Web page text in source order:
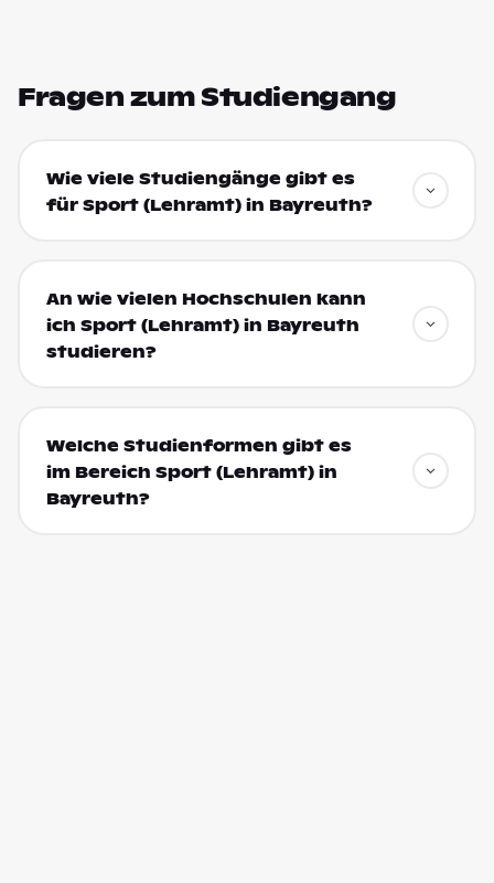
Fragen zum Studiengang
Wie viele Studiengänge gibt es
für Sport (Lehramt) in Bayreuth?
An wie vielen Hochschulen kann
ich Sport (Lehramt) in Bayreuth
studieren?
Welche Studienformen gibt es
im Bereich Sport (Lehramt) in
Bayreuth?